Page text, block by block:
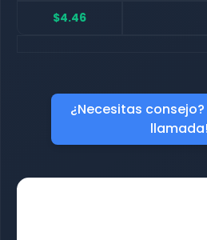
$4.46
¿Necesitas consejo?
llamada!